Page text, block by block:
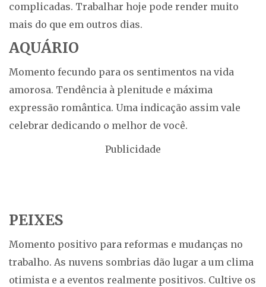
complicadas. Trabalhar hoje pode render muito
mais do que em outros dias.
AQUÁRIO
Momento fecundo para os sentimentos na vida
amorosa. Tendência à plenitude e máxima
expressão romântica. Uma indicação assim vale
celebrar dedicando o melhor de você.
Publicidade
PEIXES
Momento positivo para reformas e mudanças no
trabalho. As nuvens sombrias dão lugar a um clima
otimista e a eventos realmente positivos. Cultive os